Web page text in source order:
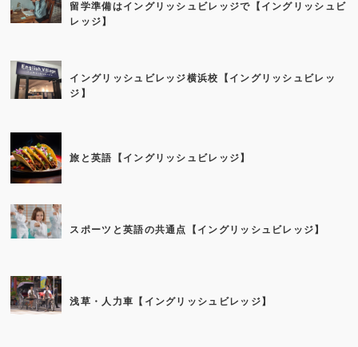
留学準備はイングリッシュビレッジで【イングリッシュビ
レッジ】
イングリッシュビレッジ横浜校【イングリッシュビレッ
ジ】
旅と英語【イングリッシュビレッジ】
スポーツと英語の共通点【イングリッシュビレッジ】
浅草・人力車【イングリッシュビレッジ】